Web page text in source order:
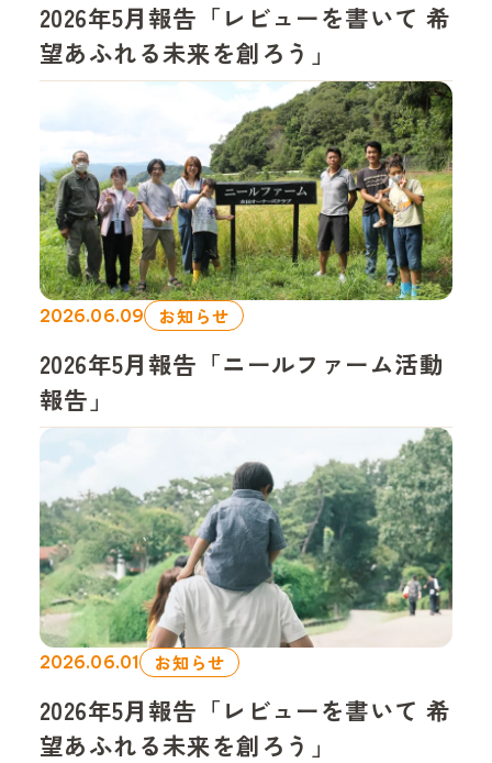
2026年5月報告「レビューを書いて 希
望あふれる未来を創ろう」
2026.06.09 お知らせ
2026年5月報告「ニールファーム活動
報告」
2026.06.01 お知らせ
2026年5月報告「レビューを書いて 希
望あふれる未来を創ろう」